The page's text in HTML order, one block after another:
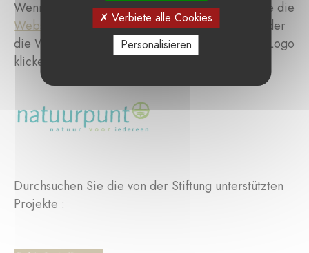
Wenn Sie mehr erfahren möchten, besuchen Sie die
Website
des Projekts, indem Sie hier klicken, oder
die Website von
Natuurpunt, indem Sie auf das Logo
klicken.
Durchsuchen Sie die von der Stiftung unterstützten
Projekte :
Verbiete alle Cookies
Personalisieren